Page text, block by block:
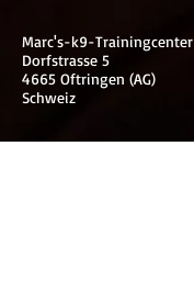
Marc's-k9-Trainingcenter
Dorfstrasse 5
4665 Oftringen (AG)
Schweiz